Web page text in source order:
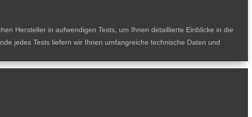
Hersteller in aufwendigen Tests, um Ihnen detaillierte Einblicke in die
jedes Tests liefern wir Ihnen umfangreiche technische Daten und